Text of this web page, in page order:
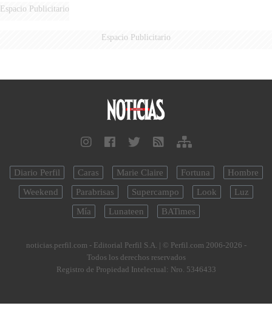
Espacio Publicitario
Espacio Publicitario
Diario Perfil Caras Marie Claire Fortuna
Hombre
Weekend
Parabrisas Supercampo Look
Luz
Mía
Lunateen BATimes
noticias.perfil.com - Editorial Perfil S.A. | © Perfil.com 2006-2026 -
Todos los derechos reservados
Registro de Propiedad Intelectual: Nro. 5346433